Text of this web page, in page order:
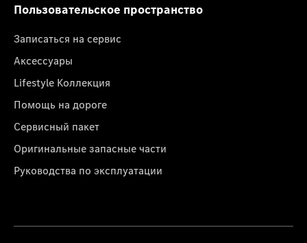
Пользовательское пространство
Записаться на сервис
Аксессуары
Lifestyle Коллекция
Помощь на дороге
Сервисный пакет
Оригинальные запасные части
Руководства по эксплуатации